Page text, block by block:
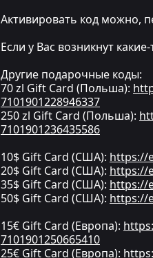
Активировать код можно,
Если у Вас возникнут
Другие подарочные коды:
70 zl Gift Card (Польша):
7101901228946337
250 zl Gift Card (Польша):
7101901236435586
10$ Gift Card (США): https://
20$ Gift Card (США): https://
35$ Gift Card (США): https://
50$ Gift Card (США): https://
15€ Gift Card (Европа):
7101901250665410
25€ Gift Card (Европа):